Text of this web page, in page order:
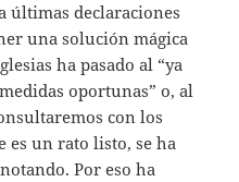
últimas declaraciones
una solución mágica
ha pasado al “ya
oportunas” o, al
con los
es un rato listo, se ha
Por eso ha